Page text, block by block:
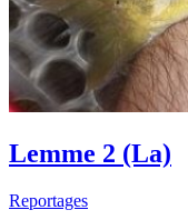
Lemme 2 (La)
Reportages